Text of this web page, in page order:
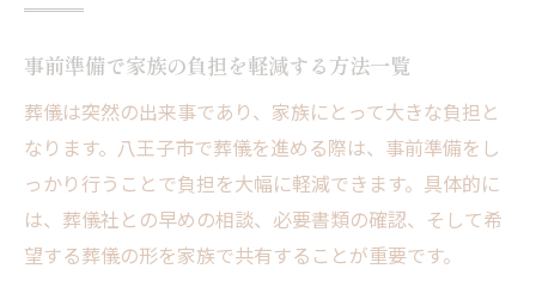
事前準備で家族の負担を軽減する方法一覧
葬儀は突然の出来事であり、家族にとって大きな負担と
なります。八王子市で葬儀を進める際は、事前準備をし
っかり行うことで負担を大幅に軽減できます。具体的に
は、葬儀社との早めの相談、必要書類の確認、そして希
望する葬儀の形を家族で共有することが重要です。